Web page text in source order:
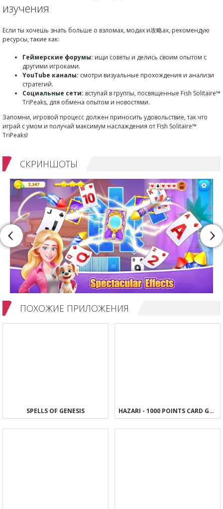
изучения
Если ты хочешь знать больше о взломах, модах и攻略ах, рекомендую
ресурсы, такие как:
Геймерские форумы: ищи советы и делись своим опытом с
другими игроками.
YouTube каналы: смотри визуальные прохождения и анализи
стратегий.
Социальные сети: вступай в группы, посвященные Fish Solitaire™
TriPeaks, для обмена опытом и новостями.
Запомни, игровой процесс должен приносить удовольствие, так что
играй с умом и получай максимум наслаждения от Fish Solitaire™
TriPeaks!
СКРИНШОТЫ
ПОХОЖИЕ ПРИЛОЖЕНИЯ
SPELLS OF GENESIS HAZARI - 1000 POINTS CARD GAME